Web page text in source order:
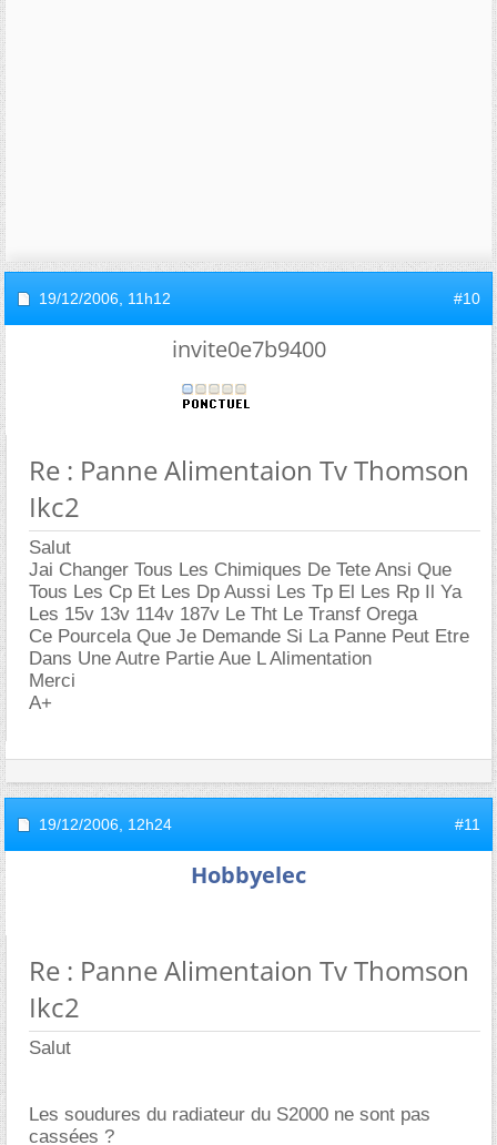
19/12/2006, 11h12 #10
invite0e7b9400
Re : Panne Alimentaion Tv Thomson
Ikc2
Salut
Jai Changer Tous Les Chimiques De Tete Ansi Que
Tous Les Cp Et Les Dp Aussi Les Tp El Les Rp Il Ya
Les 15v 13v 114v 187v Le Tht Le Transf Orega
Ce Pourcela Que Je Demande Si La Panne Peut Etre
Dans Une Autre Partie Aue L Alimentation
Merci
A+
19/12/2006, 12h24 #11
Hobbyelec
Re : Panne Alimentaion Tv Thomson
Ikc2
Salut
Les soudures du radiateur du S2000 ne sont pas
cassées ?